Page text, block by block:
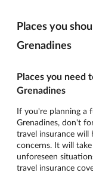
Places you
Grenadines
Places you need
Grenadines
If you're planning a
Grenadines, don't
travel insurance
concerns. It will
unforeseen
travel insurance